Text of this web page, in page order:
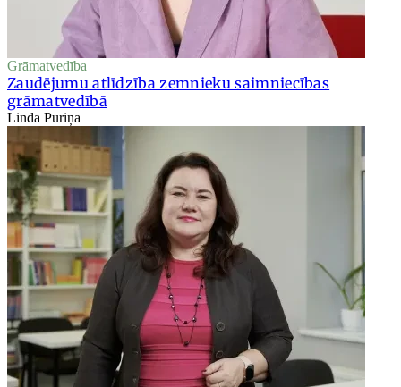
Grāmatvedība
Zaudējumu atlīdzība zemnieku saimniecības
grāmatvedībā
Linda Puriņa